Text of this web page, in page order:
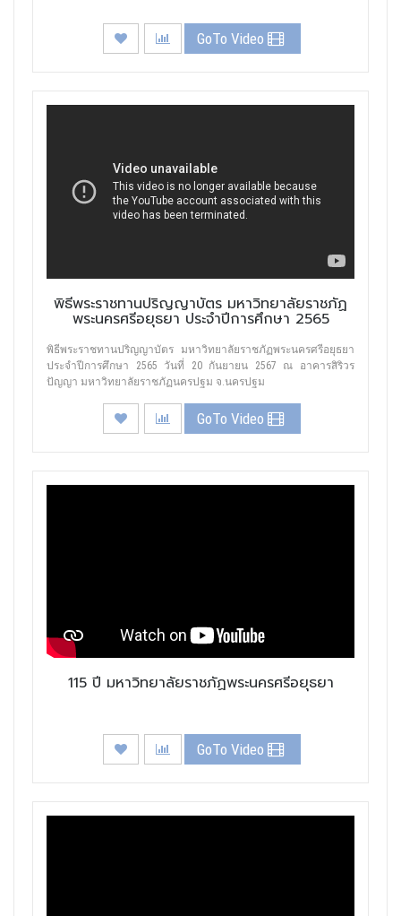
GoTo Video
พิธีพระราชทานปริญญาบัตร มหาวิทยาลัยราชภัฏ
พระนครศรีอยุธยา ประจำปีการศึกษา 2565
พิธีพระราชทานปริญญาบัตร มหาวิทยาลัยราชภัฏพระนครศรีอยุธยา
ประจำปีการศึกษา 2565 วันที่ 20 กันยายน 2567 ณ อาคารสิริวร
ปัญญา มหาวิทยาลัยราชภัฏนครปฐม จ.นครปฐม
GoTo Video
115 ปี มหาวิทยาลัยราชภัฏพระนครศรีอยุธยา
GoTo Video